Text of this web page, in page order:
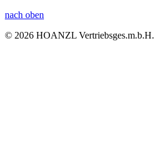
nach oben
© 2026 HOANZL Vertriebsges.m.b.H.